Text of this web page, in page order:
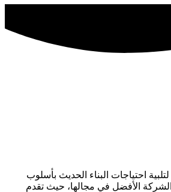
لتلبية احتياجات البناء الحديث بأسلوب
الشركة الأفضل في مجالها، حيث تقدم